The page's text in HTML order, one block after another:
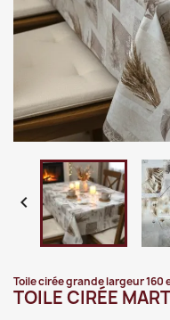

Toile cirée grande largeur 160
TOILE CIRÉE